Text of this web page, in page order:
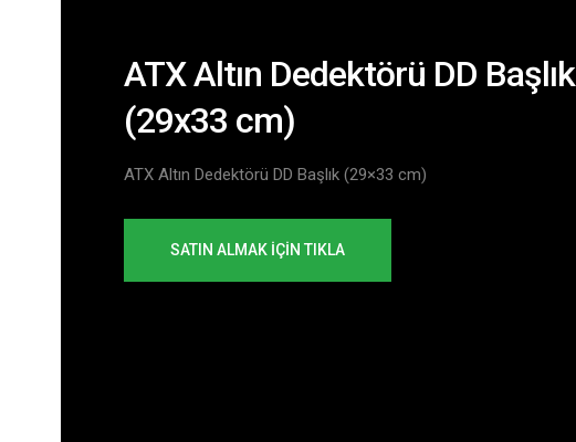
ATX Altın Dedektörü DD Başlık
(29x33 cm)
ATX Altın Dedektörü DD Başlık (29×33 cm)
SATIN ALMAK İÇİN TIKLA